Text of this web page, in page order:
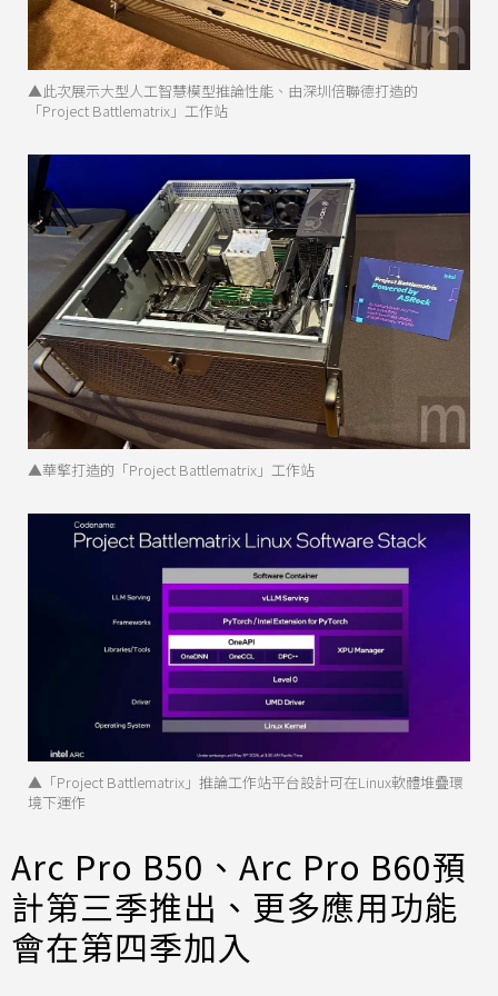
▲此次展示大型人工智慧模型推論性能、由深圳倍聯德打造的
「Project Battlematrix」工作站
▲華擎打造的「Project Battlematrix」工作站
▲「Project Battlematrix」推論工作站平台設計可在Linux軟體堆疊環
境下運作
Arc Pro B50、Arc Pro B60預
計第三季推出、更多應用功能
會在第四季加入